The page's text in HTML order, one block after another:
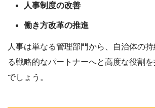
人事制度の改善
働き方改革の推進
人事は単なる管理部門から、自治体の持
る戦略的なパートナーへと高度な役割
でしょう。